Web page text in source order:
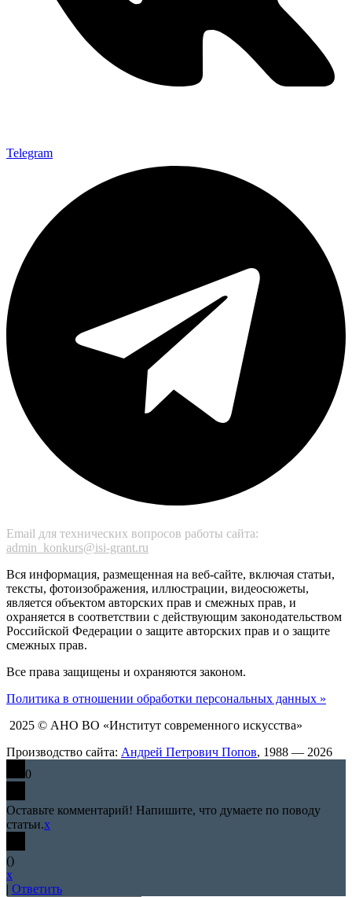
Telegram
Email для технических вопросов работы сайта:
admin_konkurs@isi-grant.ru
Вся информация, размещенная на веб-сайте, включая статьи,
тексты, фотоизображения, иллюстрации, видеосюжеты,
является объектом авторских прав и смежных прав, и
охраняется в соответствии с действующим законодательством
Российской Федерации о защите авторских прав и о защите
смежных прав.
Все права защищены и охраняются законом.
Политика в отношении обработки персональных данных »
2025 © АНО ВО «Институт современного искусства»
Производство сайта: Андрей Петрович Попов, 1988 — 2026
0
Оставьте комментарий! Напишите, что думаете по поводу
статьи.x
()
x
| Ответить